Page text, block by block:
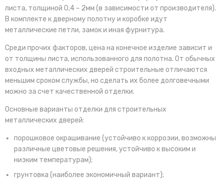
листа, толщиной 0,4 – 2мм (в зависимости от производителя).
В комплекте к дверному полотну и коробке идут
металлические петли, замок и иная фурнитура.
Среди прочих факторов, цена на конечное изделие зависит и
от толщины листа, использованного для полотна. От обычных
входных металлических дверей строительные отличаются
меньшим сроком службы, но сделать их более долговечными
можно за счет качественной отделки.
Основные варианты отделки для строительных
металлических дверей:
порошковое окрашивание (устойчиво к коррозии, возможны
различные цветовые решения, устойчиво к высоким и
низким температурам);
грунтовка (наиболее экономичный вариант);